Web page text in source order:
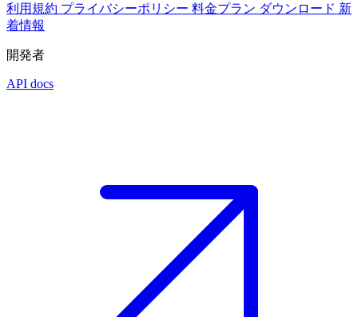
利用規約 プライバシーポリシー 料金プラン ダウンロード 新
着情報
開発者
API docs